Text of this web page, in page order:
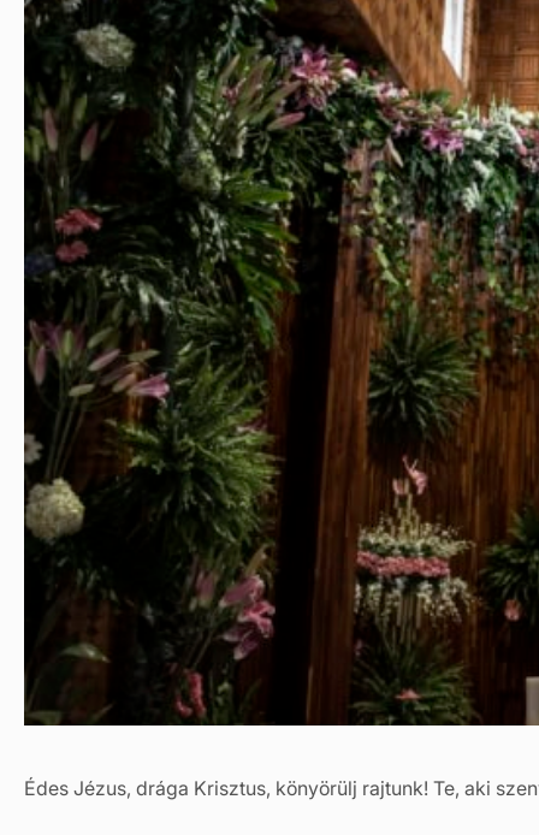
Édes Jézus, drága Krisztus, könyörülj rajtunk! Te, aki